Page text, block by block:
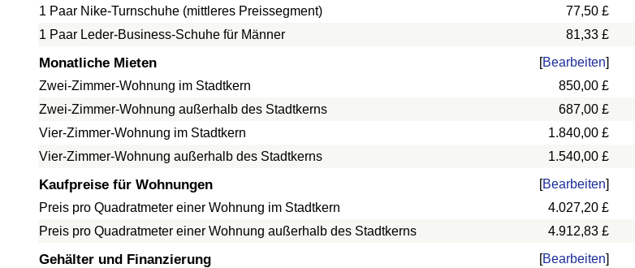
1 Paar Nike-Turnschuhe (mittleres Preissegment) 77,50 £
1 Paar Leder-Business-Schuhe für Männer 81,33 £
Monatliche Mieten [Bearbeiten]
Zwei-Zimmer-Wohnung im Stadtkern
850,00 £
Zwei-Zimmer-Wohnung außerhalb des Stadtkerns 687,00 £
Vier-Zimmer-Wohnung im Stadtkern 1.840,00 £
Vier-Zimmer-Wohnung außerhalb des Stadtkerns 1.540,00 £
Kaufpreise für Wohnungen [Bearbeiten]
Preis pro Quadratmeter einer Wohnung im Stadtkern
4.027,20 £
Preis pro Quadratmeter einer Wohnung außerhalb des Stadtkerns 4.912,83 £
Gehälter und Finanzierung [Bearbeiten]